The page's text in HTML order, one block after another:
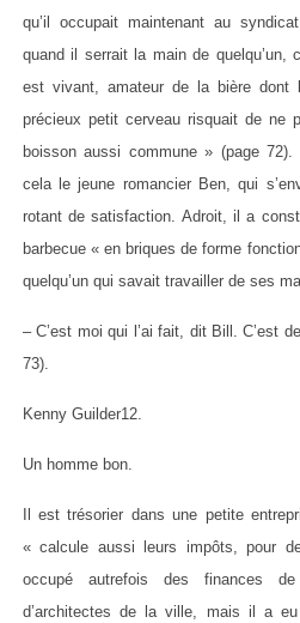
qu’il occupait maintenant au
quand il serrait la main de quelqu’un,
est vivant, amateur de la bière
précieux petit cerveau risquait de ne
boisson aussi commune » (page
cela le jeune romancier Ben, qui
rotant de satisfaction. Adroit, il a
barbecue « en briques de forme
quelqu’un qui savait travailler de ses
– C’est moi qui l’ai fait, dit Bill. C’est
73).
Kenny Guilder12.
Un homme bon.
Il est trésorier dans une petite
« calcule aussi leurs impôts, pour
occupé autrefois des finances
d’architectes de la ville, mais il a